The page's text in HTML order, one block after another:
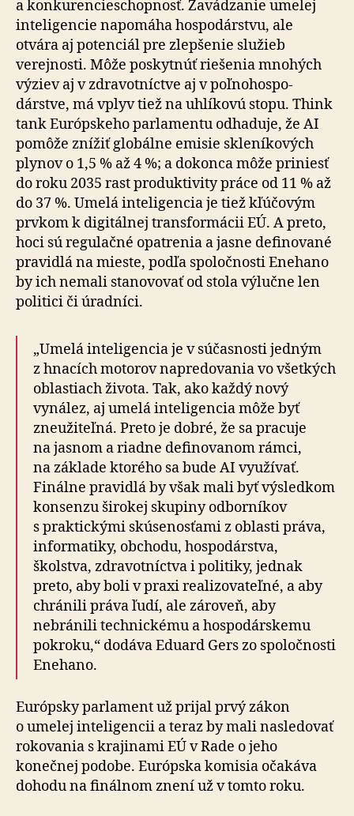
a kon­ku­ren­cie­schop­nosť. Zavádzanie umelej
inteligencie napomáha hospo­dárstvu, ale
otvára aj potenciál pre zlepšenie služieb
verejnosti. Môže poskytnúť riešenia mnohých
výziev aj v zdra­vot­níctve aj v poľno­hospo­
dárstve, má vplyv tiež na uhlíkovú stopu. Think
tank Európskeho parlamentu odhaduje, že AI
pomôže znížiť globálne emisie skleníkových
plynov o 1,5 % až 4 %; a dokonca môže priniesť
do roku 2035 rast produktivity práce od 11 % až
do 37 %. Umelá inteligencia je tiež kľúčovým
prvkom k di­gi­tál­nej trans­for­mácii EÚ. A preto,
hoci sú regulačné opatrenia a jasne definované
pravidlá na mieste, podľa spo­loč­nosti Enehano
by ich nemali sta­no­vo­vať od stola výlučne len
politici či úradníci.
„Umelá inteligencia je v súčasnosti jedným
z hnacích motorov napredovania vo všetkých
oblastiach života. Tak, ako každý nový
vynález, aj umelá inteligencia môže byť
zneužiteľná. Preto je dobré, že sa pracuje
na jasnom a riadne definovanom rámci,
na základe ktorého sa bude AI využívať.
Finálne pravidlá by však mali byť výsledkom
konsenzu širokej skupiny odborníkov
s praktickými skúsenosťami z oblasti práva,
informatiky, obchodu, hospodárstva,
školstva, zdravotníctva i politiky, jednak
preto, aby boli v praxi realizovateľné, a aby
chránili práva ľudí, ale zároveň, aby
nebránili technickému a hospo­dár­skemu
pokroku,“ dodáva Eduard Gers zo spoločnosti
Enehano.
Európsky parlament už prijal prvý zákon
o umelej inteligencii a teraz by mali nasledovať
rokovania s krajinami EÚ v Rade o jeho
konečnej podobe. Európska komisia očakáva
dohodu na fi­nál­nom znení už v tomto roku.